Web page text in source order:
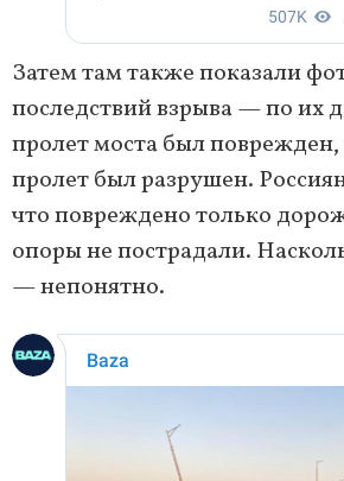
Затем там также показали
последствий взрыва — по их
пролет моста был
пролет был разрушен.
что повреждено только
опоры не пострадали.
— непонятно.